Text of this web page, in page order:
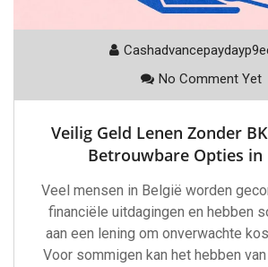
No Comment Yet
Veilig Geld Lenen Zonder
Betrouwbare Opties in
Veel mensen in België worden
financiële uitdagingen en hebben
aan een lening om onverwachte
Voor sommigen kan het hebben